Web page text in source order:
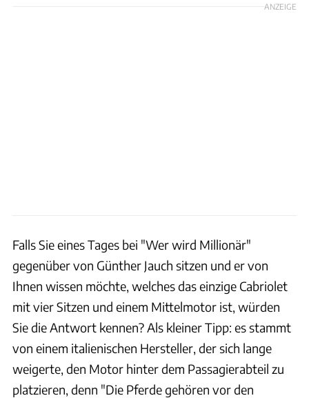
ANZEIGE
Falls Sie eines Tages bei "Wer wird Millionär"
gegenüber von Günther Jauch sitzen und er von
Ihnen wissen möchte, welches das einzige Cabriolet
mit vier Sitzen und einem Mittelmotor ist, würden
Sie die Antwort kennen? Als kleiner Tipp: es stammt
von einem italienischen Hersteller, der sich lange
weigerte, den Motor hinter dem Passagierabteil zu
platzieren, denn "Die Pferde gehören vor den